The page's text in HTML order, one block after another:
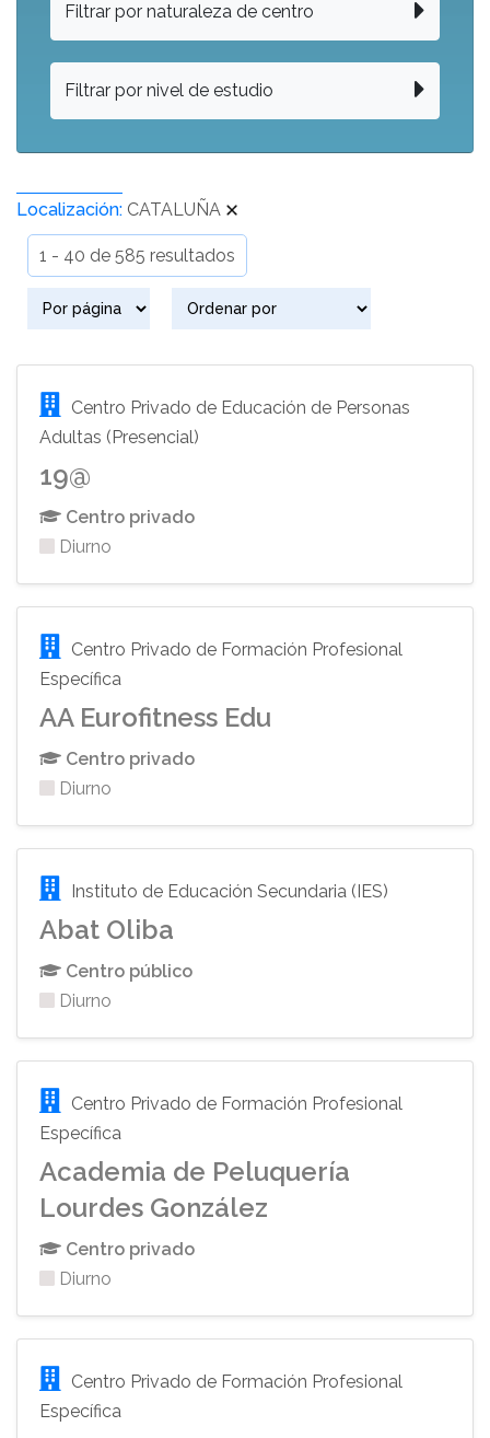
Localización: CATALUÑA
1 - 40 de 585 resultados
Centro Privado de Educación de Personas
Adultas (Presencial)
19@
Centro privado
Diurno
Centro Privado de Formación Profesional
Específica
AA Eurofitness Edu
Centro privado
Diurno
Instituto de Educación Secundaria (IES)
Abat Oliba
Centro público
Diurno
Centro Privado de Formación Profesional
Específica
Academia de Peluquería
Lourdes González
Centro privado
Diurno
Centro Privado de Formación Profesional
Específica
Filtrar por naturaleza de centro
Filtrar por nivel de estudio